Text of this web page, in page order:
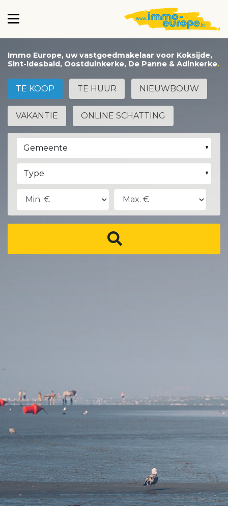
Immo Europe, uw vastgoedmakelaar voor Koksijde,
Sint-Idesbald, Oostduinkerke, De Panne & Adinkerke
TE KOOP TE HUUR NIEUWBOUW
VAKANTIE ONLINE SCHATTING
Gemeente
Type